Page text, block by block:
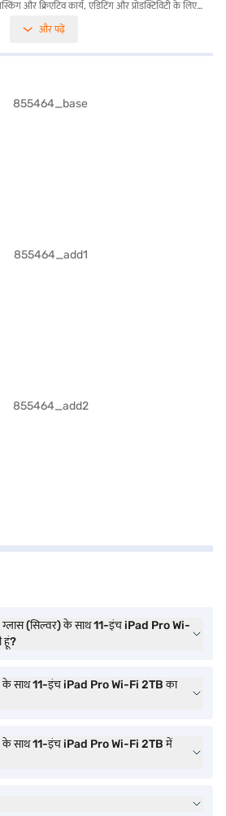
और क्रिएटिव कार्य, एडिटिंग और प्रोडक्टिविटी के लिए
दिखती है. नैनो ‐ टेक्सचर ग्लास के साथ इसकी जीवंत डिस्प्ले
के लिए आदर्श बन जाता है. 11-इंच का स्क्रीन साइज़
संतुलन बनाए रखता है, जिससे आपको कभी भी आराम से काम
स्टोरेज और पावरफुल हार्डवेयर के साथ, यह iPad Pro उन
अच्छा है जो भविष्य के लिए तैयार टैबलेट चाहते हैं जो बिना
हैं. यह विस्तारित उत्पादकता विकल्पों के लिए Apple
और पढ़ें
ग्लास (सिल्वर) के साथ 11-इंच iPad Pro Wi-
हूं?
के साथ 11-इंच iPad Pro Wi-Fi 2TB का
के साथ 11-इंच iPad Pro Wi-Fi 2TB में